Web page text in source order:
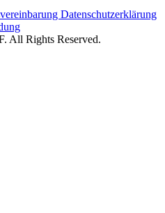
Datenschutzerklärung
All Rights Reserved.